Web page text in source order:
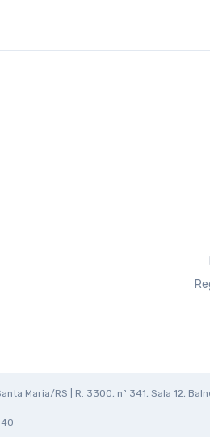
Maria/RS | R. 3300, nº 341, Sala 12,